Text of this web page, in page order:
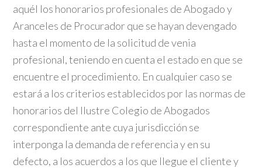
aquél los honorarios profesionales de Abogado y
Aranceles de Procurador que se hayan devengado
hasta el momento de la solicitud de venia
profesional, teniendo en cuenta el estado en que se
encuentre el procedimiento. En cualquier caso se
estará a los criterios establecidos por las normas de
honorarios del Ilustre Colegio de Abogados
correspondiente ante cuya jurisdicción se
interponga la demanda de referencia y en su
defecto, a los acuerdos a los que llegue el cliente y